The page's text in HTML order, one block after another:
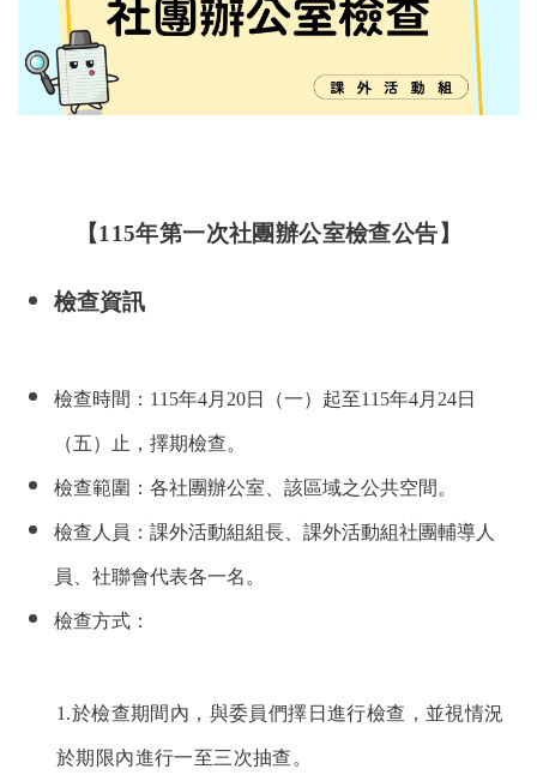
【115年第一次社團辦公室檢查公告】
檢查資訊
檢查時間： 115年4月 20日（一）起至115年4月 24日
（五）止，擇期檢查。
檢查範圍：各社團辦公室、該區域之公共空間。
檢查人員：課外活動組組長、課外活動組社團輔導人
員、社聯會代表各一名。
檢查方式：
1.於檢查期間內，與委員們擇日進行檢查，並視情況
於期限內進行一至三次抽查。